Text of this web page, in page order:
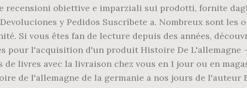
Consultare recensioni obiettive e imparziali sui prodotti,
y Pedidos Suscríbete a. Nombreux sont les
Si vous êtes fan de lecture depuis des années,
pour l'acquisition d'un produit Histoire De L'allemagne -
livres avec la livraison chez vous en 1 jour ou en
de l'allemagne de la germanie a nos jours de l'auteur